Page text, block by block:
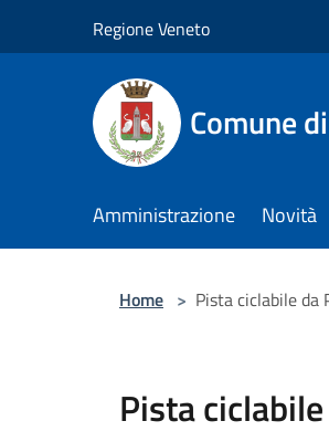
Regione Veneto
Comune
Amministrazione Novità
Home > Pista ciclabile da
Pista